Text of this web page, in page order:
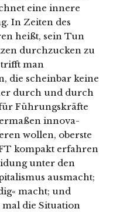
eine innere
In Zeiten des
heißt, sein Tun
durchzucken zu
trifft man
die scheinbar keine
durch und durch
Führungskräfte
innova­
wollen, oberste
kompakt erfahren
unter den
ausmacht;
macht; und
die Situation